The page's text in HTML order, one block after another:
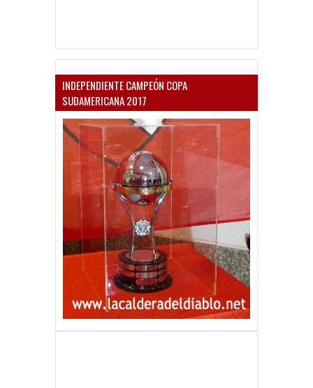
INDEPENDIENTE CAMPEÓN COPA
SUDAMERICANA 2017